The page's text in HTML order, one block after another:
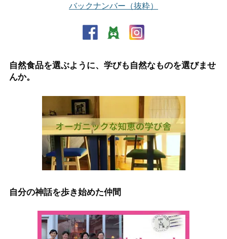
バックナンバー（抜粋）
自然食品を選ぶように、学びも自然なものを選びませ
んか。
自分の神話を歩き始めた仲間